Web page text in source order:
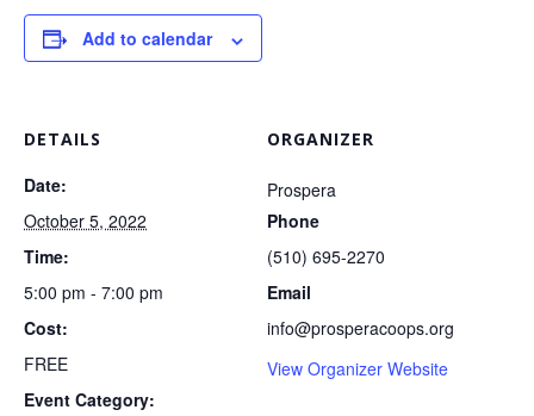
Add to calendar
DETAILS
Date:
October 5, 2022
Time:
5:00 pm - 7:00 pm
Cost:
FREE
Event Category:
ORGANIZER
Prospera
Phone
(510) 695-2270
Email
info@prosperacoops.org
View Organizer Website